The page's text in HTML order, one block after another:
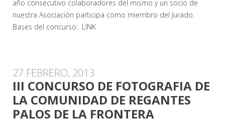
año consecutivo colaboradores del mismo y un socio de
nuestra Asociación participa como miembro del Jurado.
Bases del concurso: LINK
27 FEBRERO, 2013
III CONCURSO DE FOTOGRAFIA DE
LA COMUNIDAD DE REGANTES
PALOS DE LA FRONTERA